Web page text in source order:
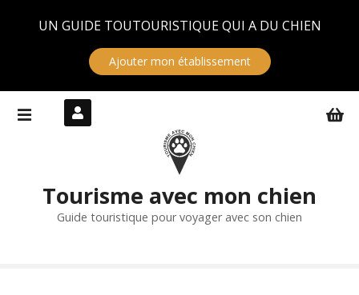
UN GUIDE TOUTOURISTIQUE QUI A DU CHIEN
Ajouter mon établissement
Tourisme avec mon chien
Guide touristique pour voyager avec son chien